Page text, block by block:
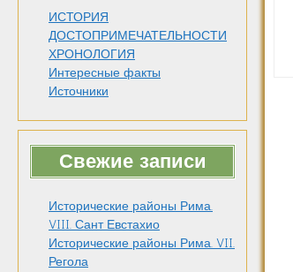
ИСТОРИЯ
ДОСТОПРИМЕЧАТЕЛЬНОСТИ
ХРОНОЛОГИЯ
Интересные факты
Источники
Свежие записи
Исторические районы Рима.
VIII. Сант Евстахио
Исторические районы Рима. VII.
Регола